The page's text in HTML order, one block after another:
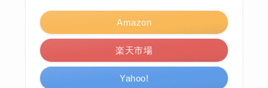
Amazon
楽天市場
Yahoo!